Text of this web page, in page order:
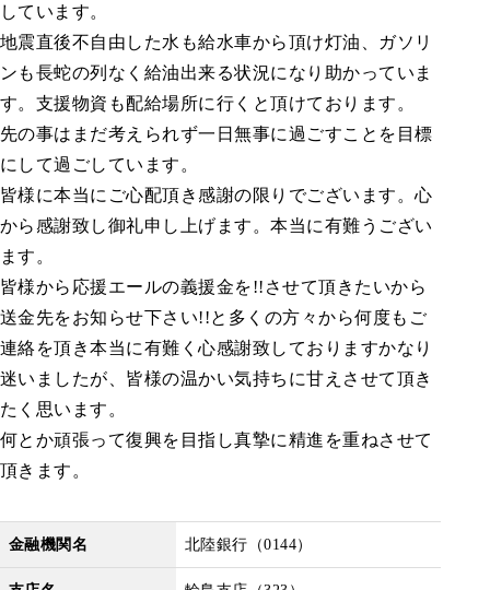
しています。
地震直後不自由した水も給水車から頂け灯油、ガソリ
ンも長蛇の列なく給油出来る状況になり助かっていま
す。支援物資も配給場所に行くと頂けております。
先の事はまだ考えられず一日無事に過ごすことを目標
にして過ごしています。
皆様に本当にご心配頂き感謝の限りでございます。心
から感謝致し御礼申し上げます。本当に有難うござい
ます。
皆様から応援エールの義援金を!!させて頂きたいから
送金先をお知らせ下さい!!と多くの方々から何度もご
連絡を頂き本当に有難く心感謝致しておりますかなり
迷いましたが、皆様の温かい気持ちに甘えさせて頂き
たく思います。
何とか頑張って復興を目指し真摯に精進を重ねさせて
頂きます。
金融機関名 北陸銀行（0144）